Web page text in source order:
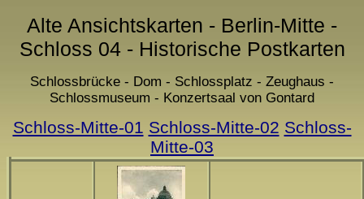
Alte Ansichtskarten - Berlin-Mitte -
Schloss 04 - Historische Postkarten
Schlossbrücke - Dom - Schlossplatz - Zeughaus -
Schlossmuseum - Konzertsaal von Gontard
Schloss-Mitte-01 Schloss-Mitte-02 Schloss-
Mitte-03